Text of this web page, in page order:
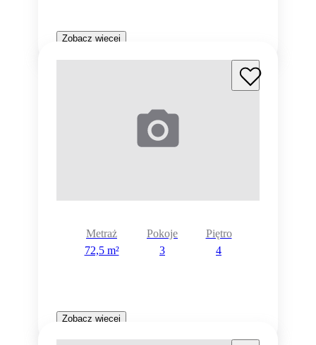
Zobacz więcej
Metraż
72,5 m²
Pokoje
3
Piętro
4
Zobacz więcej